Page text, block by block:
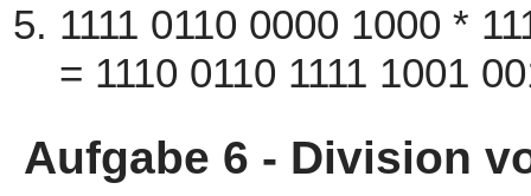
1111 0110 0000 1000 *
= 1110 0110 1111 1001
Aufgabe 6 - Division